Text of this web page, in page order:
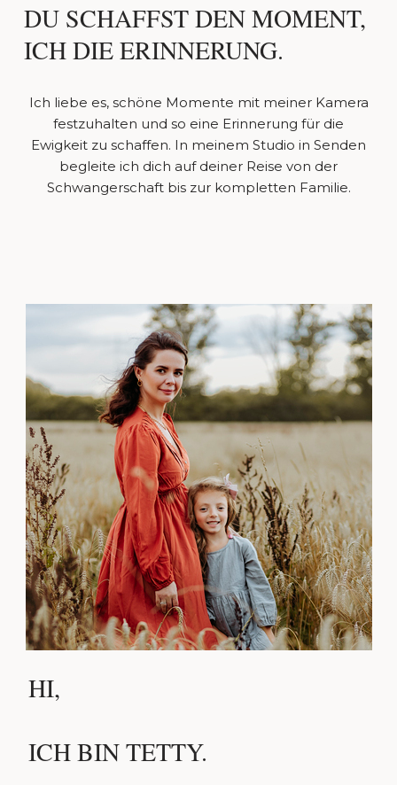
DU SCHAFFST DEN MOMENT,
ICH DIE ERINNERUNG.
Ich liebe es, schöne Momente mit meiner Kamera
festzuhalten und so eine Erinnerung für die
Ewigkeit zu schaffen. In meinem Studio in Senden
begleite ich dich auf deiner Reise von der
Schwangerschaft bis zur kompletten Familie.
HI,
ICH BIN TETTY.